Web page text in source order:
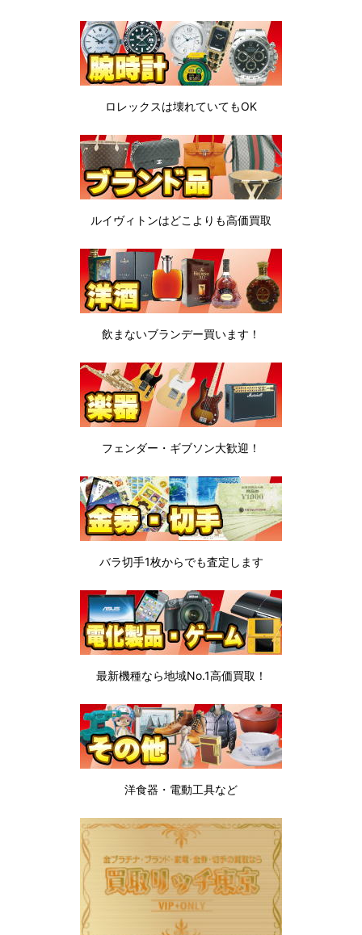
ロレックスは壊れていてもOK
ルイヴィトンはどこよりも高価買取
飲まないブランデー買います！
フェンダー・ギブソン大歓迎！
バラ切手1枚からでも査定します
最新機種なら地域No.1高価買取！
洋食器・電動工具など